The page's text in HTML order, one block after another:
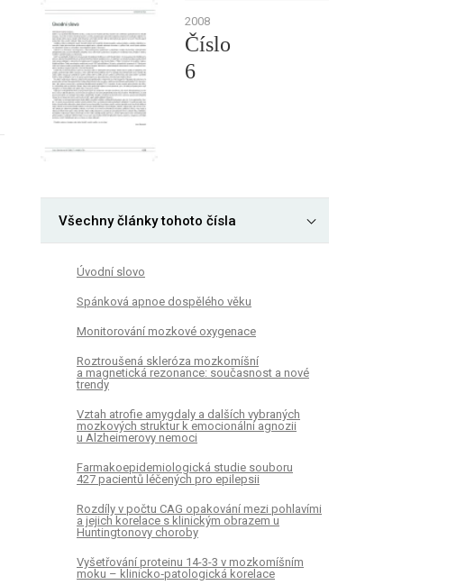
2008
Číslo
6
Všechny články tohoto čísla
Úvodní slovo
Spánková apnoe dospělého věku
Monitorování mozkové oxygenace
Roztroušená skleróza mozkomíšní
a magnetická rezonance: současnost a nové
trendy
Vztah atrofie amygdaly a dalších vybraných
mozkových struktur k emocionální agnozii
u Alzheimerovy nemoci
Farmakoepidemiologická studie souboru
427 pacientů léčených pro epilepsii
Rozdíly v počtu CAG opakování mezi pohlavími
a jejich korelace s klinickým obrazem u
Huntingtonovy choroby
Vyšetřování proteinu 14-3-3 v mozkomíšním
moku – klinicko‑patologická korelace